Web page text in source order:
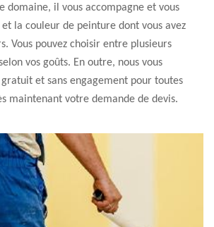
domaine, il vous accompagne et vous
la couleur de peinture dont vous avez
Vous pouvez choisir entre plusieurs
vos goûts. En outre, nous vous
et sans engagement pour toutes
maintenant votre demande de devis.